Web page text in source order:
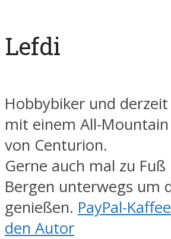
Lefdi
Hobbybiker und
mit einem All-
von Centurion.
Gerne auch mal zu Fuß
Bergen unterwegs um
genießen. PayPal-
den Autor